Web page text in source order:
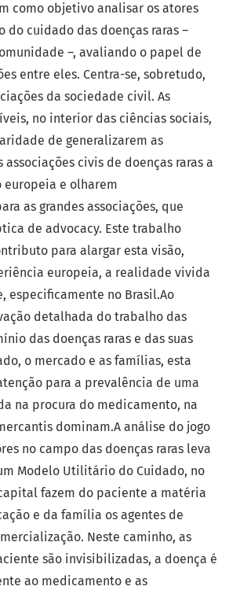
como objetivo analisar os atores
do cuidado das doenças raras –
–, avaliando o papel de
entre eles. Centra-se, sobretudo,
da sociedade civil. As
no interior das ciências sociais,
de generalizarem as
associações civis de doenças raras a
e olharem
as grandes associações, que
de advocacy. Este trabalho
para alargar esta visão,
europeia, a realidade vivida
especificamente no Brasil.Ao
detalhada do trabalho das
das doenças raras e das suas
o mercado e as famílias, esta
para a prevalência de uma
na procura do medicamento, na
dominam.A análise do jogo
no campo das doenças raras leva
Modelo Utilitário do Cuidado, no
fazem do paciente a matéria
e da família os agentes de
Neste caminho, as
são invisibilizadas, a doença é
ao medicamento e as